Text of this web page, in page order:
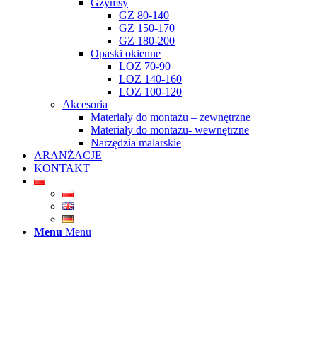
Gzymsy
GZ 80-140
GZ 150-170
GZ 180-200
Opaski okienne
LOZ 70-90
LOZ 140-160
LOZ 100-120
Akcesoria
Materiały do montażu – zewnętrzne
Materiały do montażu- wewnętrzne
Narzędzia malarskie
ARANŻACJE
KONTAKT
Menu Menu